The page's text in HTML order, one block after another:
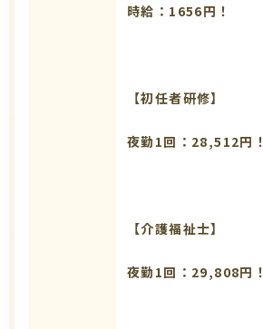
時給：1656円！
【初任者研修】
夜勤1回：28,512円！
【介護福祉士】
夜勤1回：29,808円！